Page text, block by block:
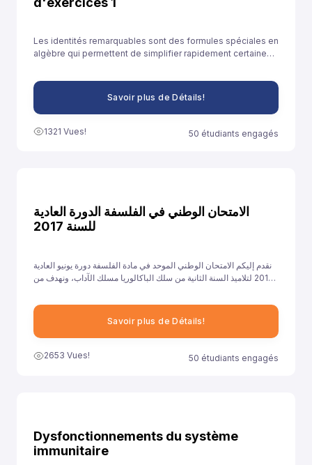
Les identités remarquables sont des formules spéciales en
algèbre qui permettent de simplifier rapidement certaines
des expressions ou résoudre des équations plus
Savoir plus de Détails!
1321 Vues! 50 étudiants engagés
الامتحان الوطني في الفلسفة الدورة العادية
للسنة 2017
نقدم إليكم الامتحان الوطني الموحد في مادة الفلسفة دورة يونيو العادية
2017 لتلاميذ السنة الثانية من سلك الباكالوريا مسلك الآداب، ونهدف من
على الاستعداد الجيد لخوض غمار الامتحانات الوطنية الموحدة.
Savoir plus de Détails!
2653 Vues! 50 étudiants engagés
Dysfonctionnements du système
immunitaire